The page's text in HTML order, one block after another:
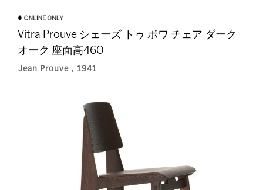
Vitra Prouve シェーズ トゥ ボワ チェア ダーク
オーク 座面高460
Jean Prouve，1941